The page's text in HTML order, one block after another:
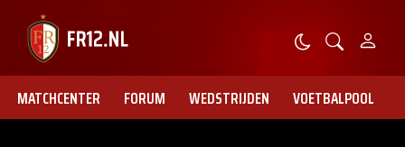
MATCHCENTER FORUM WEDSTRIJDEN VOETBALPOOL